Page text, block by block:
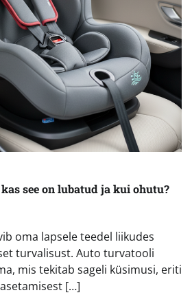
see on lubatud ja kui ohutu?
oma lapsele teedel liikudes
turvalisust. Auto turvatooli
mis tekitab sageli küsimusi, eriti
[…]